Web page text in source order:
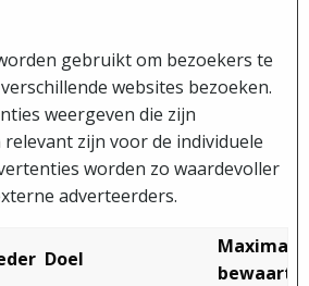
gebruikt om bezoekers te
websites bezoeken.
weergeven die zijn
zijn voor de individuele
worden zo waardevoller
adverteerders.
Doel
Maximale